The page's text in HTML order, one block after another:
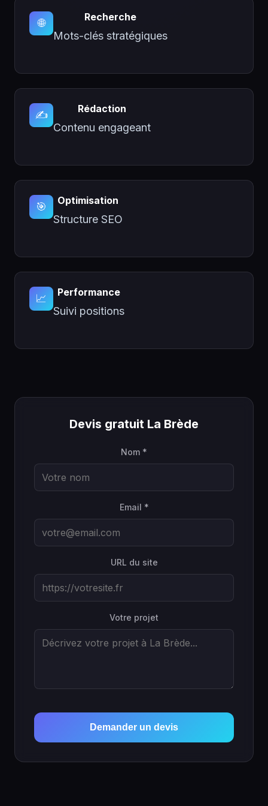
🌐 Recherche
Mots-clés stratégiques
✍️ Rédaction
Contenu engageant
🎯 Optimisation
Structure SEO
📈 Performance
Suivi positions
Devis gratuit La Brède
Nom *
Email *
URL du site
Votre projet
Demander un devis